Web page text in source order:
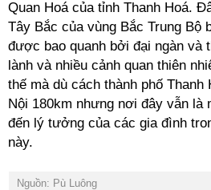
Quan Hoá của tỉnh Thanh Hoá.
Tây Bắc của vùng Bắc Trung Bộ
được bao quanh bởi đại ngàn và
lành và nhiều cảnh quan thiên
thế mà dù cách thành phố Thanh
Nội 180km nhưng nơi đây vẫn là
đến lý tưởng của các gia đình
này.
Nguồn: Pù Luông